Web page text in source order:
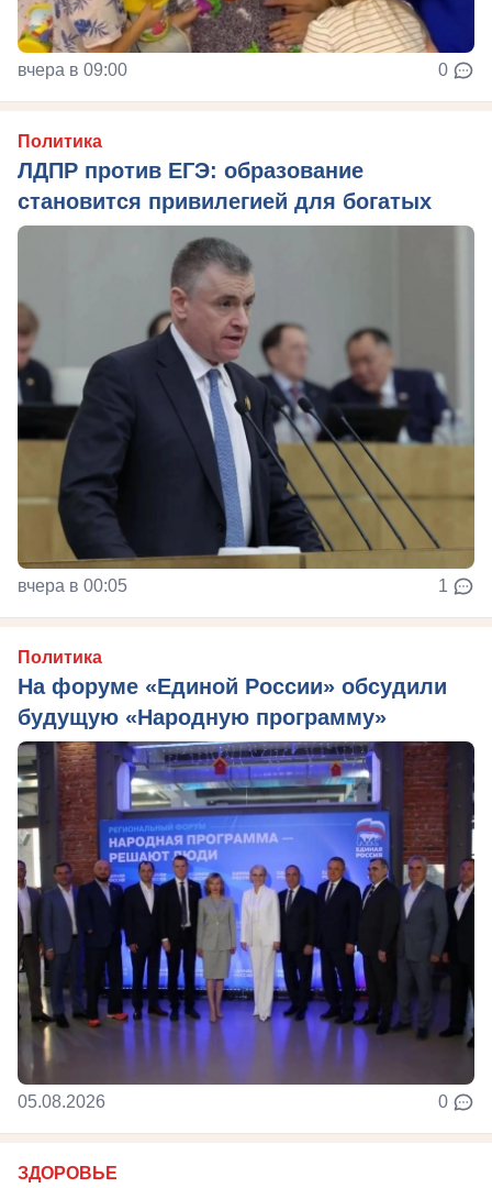
вчера в 09:00 0
Политика
ЛДПР против ЕГЭ: образование
становится привилегией для богатых
вчера в 00:05 1
Политика
На форуме «Единой России» обсудили
будущую «Народную программу»
05.08.2026 0
ЗДОРОВЬЕ